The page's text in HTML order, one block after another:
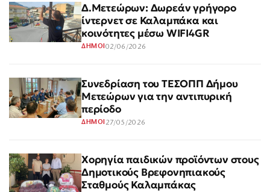
Δ.Μετεώρων: Δωρεάν γρήγορο
ίντερνετ σε Καλαμπάκα και
κοινότητες μέσω WIFI4GR
ΔΗΜΟΙ 02/06/2026
Συνεδρίαση του ΤΕΣΟΠΠ Δήμου
Μετεώρων για την αντιπυρική
περίοδο
ΔΗΜΟΙ 27/05/2026
Χορηγία παιδικών προϊόντων στους
Δημοτικούς Βρεφονηπιακούς
Σταθμούς Καλαμπάκας